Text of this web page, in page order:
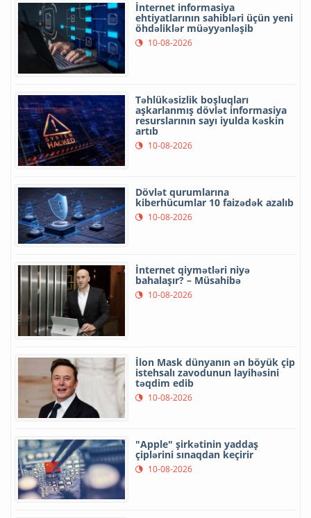
İnternet informasiya
ehtiyatlarının sahibləri üçün yeni
öhdəliklər müəyyənləşib
10-08-2026
Təhlükəsizlik boşluqları
aşkarlanmış dövlət informasiya
resurslarının sayı iyulda kəskin
artıb
10-08-2026
Dövlət qurumlarına
kiberhücumlar 10 faizədək azalıb
10-08-2026
İnternet qiymətləri niyə
bahalaşır? – Müsahibə
10-08-2026
İlon Mask dünyanın ən böyük çip
istehsalı zavodunun layihəsini
təqdim edib
10-08-2026
"Apple" şirkətinin yaddaş
çiplərini sınaqdan keçirir
10-08-2026